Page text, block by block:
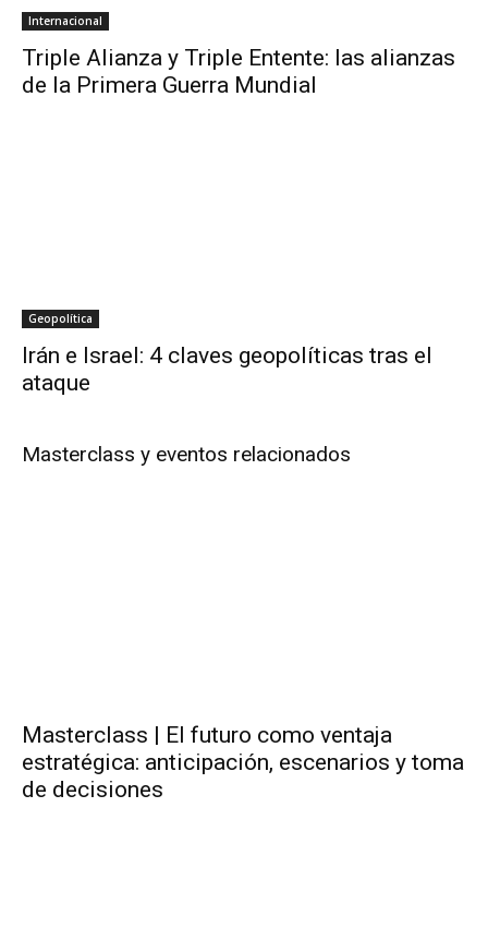
Internacional
Triple Alianza y Triple Entente: las alianzas
de la Primera Guerra Mundial
Geopolítica
Irán e Israel: 4 claves geopolíticas tras el
ataque
Masterclass y eventos relacionados
Masterclass | El futuro como ventaja
estratégica: anticipación, escenarios y toma
de decisiones